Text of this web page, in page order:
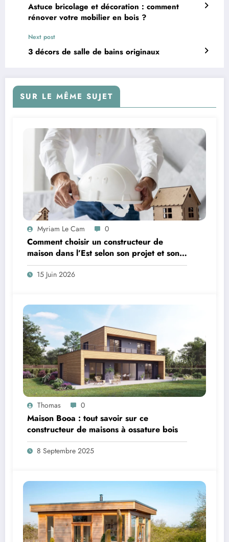
Astuce bricolage et décoration : comment
rénover votre mobilier en bois ?
Next post
3 décors de salle de bains originaux
SUR LE MÊME SUJET
Myriam Le Cam 0
Comment choisir un constructeur de
maison dans l’Est selon son projet et son
budget ?
15 Juin 2026
Thomas 0
Maison Booa : tout savoir sur ce
constructeur de maisons à ossature bois
8 Septembre 2025